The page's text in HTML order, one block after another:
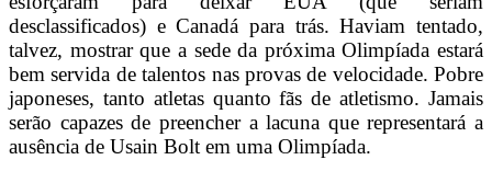
desclassificados) e Canadá para trás. Haviam tentado,
talvez, mostrar que a sede da próxima Olimpíada estará
bem servida de talentos nas provas de velocidade. Pobre
japoneses, tanto atletas quanto fãs de atletismo. Jamais
serão capazes de preencher a lacuna que representará a
ausência de Usain Bolt em uma Olimpíada.